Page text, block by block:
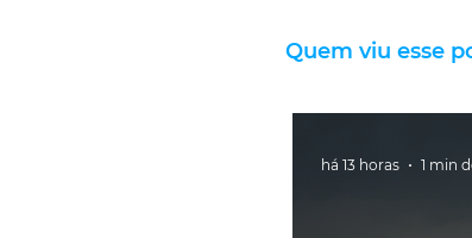
Quem viu esse
há 13 horas 1 min